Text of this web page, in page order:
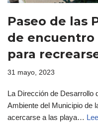
Paseo de las
de encuentro
para
31 mayo, 2023
La Dirección de Desarrollo
Ambiente del Municipio de
acercarse a las playa…